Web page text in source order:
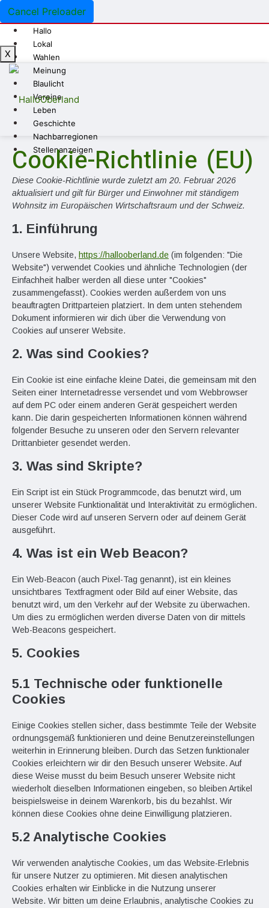
Cancel Preloader
Hallo
Lokal
Wahlen
Meinung
Blaulicht
Vereine
Leben
Geschichte
Nachbarregionen
Stellenanzeigen
X
Cookie-Richtlinie (EU)
Diese Cookie-Richtlinie wurde zuletzt am 20. Februar 2026
aktualisiert und gilt für Bürger und Einwohner mit ständigem
Wohnsitz im Europäischen Wirtschaftsraum und der Schweiz.
1. Einführung
Unsere Website, https://hallooberland.de (im folgenden: "Die
Website") verwendet Cookies und ähnliche Technologien (der
Einfachheit halber werden all diese unter "Cookies"
zusammengefasst). Cookies werden außerdem von uns
beauftragten Drittparteien platziert. In dem unten stehendem
Dokument informieren wir dich über die Verwendung von
Cookies auf unserer Website.
2. Was sind Cookies?
Ein Cookie ist eine einfache kleine Datei, die gemeinsam mit den
Seiten einer Internetadresse versendet und vom Webbrowser
auf dem PC oder einem anderen Gerät gespeichert werden
kann. Die darin gespeicherten Informationen können während
folgender Besuche zu unseren oder den Servern relevanter
Drittanbieter gesendet werden.
3. Was sind Skripte?
Ein Script ist ein Stück Programmcode, das benutzt wird, um
unserer Website Funktionalität und Interaktivität zu ermöglichen.
Dieser Code wird auf unseren Servern oder auf deinem Gerät
ausgeführt.
4. Was ist ein Web Beacon?
Ein Web-Beacon (auch Pixel-Tag genannt), ist ein kleines
unsichtbares Textfragment oder Bild auf einer Website, das
benutzt wird, um den Verkehr auf der Website zu überwachen.
Um dies zu ermöglichen werden diverse Daten von dir mittels
Web-Beacons gespeichert.
5. Cookies
5.1 Technische oder funktionelle
Cookies
Einige Cookies stellen sicher, dass bestimmte Teile der Website
ordnungsgemäß funktionieren und deine Benutzereinstellungen
weiterhin in Erinnerung bleiben. Durch das Setzen funktionaler
Cookies erleichtern wir dir den Besuch unserer Website. Auf
diese Weise musst du beim Besuch unserer Website nicht
wiederholt dieselben Informationen eingeben, so bleiben Artikel
beispielsweise in deinem Warenkorb, bis du bezahlst. Wir
können diese Cookies ohne deine Einwilligung platzieren.
5.2 Analytische Cookies
Wir verwenden analytische Cookies, um das Website-Erlebnis
für unsere Nutzer zu optimieren. Mit diesen analytischen
Cookies erhalten wir Einblicke in die Nutzung unserer
Website. Wir bitten um deine Erlaubnis, analytische Cookies zu